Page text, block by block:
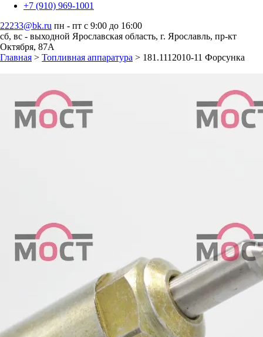
+7 (910) 969-1001
22233@bk.ru пн - пт с 9:00 до 16:00
сб, вс - выходной Ярославская область, г. Ярославль, пр-кт
Октября, 87А
Главная > Топливная аппаратура > 181.1112010-11 Форсунка